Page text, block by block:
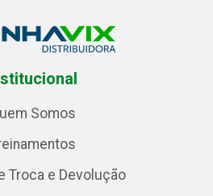
Somos
Troca e Devolução